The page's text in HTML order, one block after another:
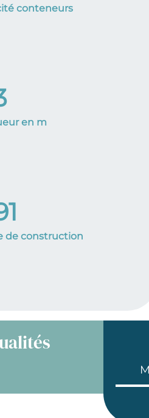
conteneurs
en m
de construction